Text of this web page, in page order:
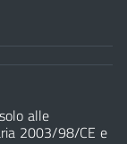
alle
2003/98/CE e